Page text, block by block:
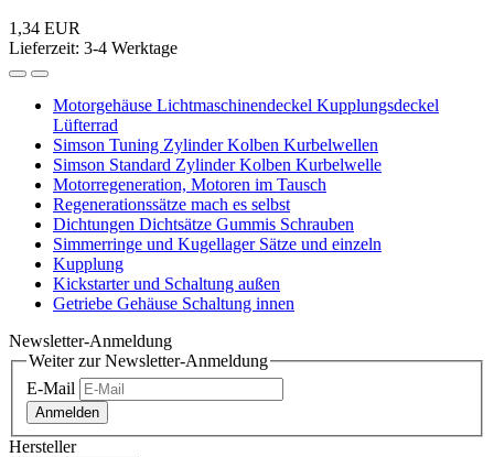
1,34 EUR
Lieferzeit: 3-4 Werktage
Motorgehäuse Lichtmaschinendeckel Kupplungsdeckel
Lüfterrad
Simson Tuning Zylinder Kolben Kurbelwellen
Simson Standard Zylinder Kolben Kurbelwelle
Motorregeneration, Motoren im Tausch
Regenerationssätze mach es selbst
Dichtungen Dichtsätze Gummis Schrauben
Simmerringe und Kugellager Sätze und einzeln
Kupplung
Kickstarter und Schaltung außen
Getriebe Gehäuse Schaltung innen
Newsletter-Anmeldung
Weiter zur Newsletter-Anmeldung
E-Mail
Anmelden
Hersteller